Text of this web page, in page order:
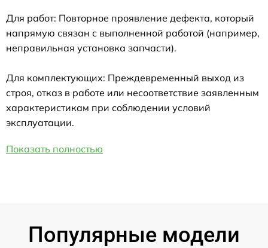
Для работ: Повторное проявление дефекта, который
напрямую связан с выполненной работой (например,
неправильная установка запчасти).
Для комплектующих: Преждевременный выход из
строя, отказ в работе или несоответствие заявленным
характеристикам при соблюдении условий
эксплуатации.
Показать полностью
Популярные модели